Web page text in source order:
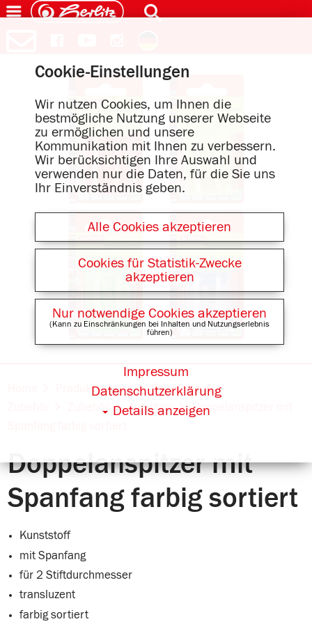
Produktkatalog
Schreiben &
Anspitzer
Doppelanspitzer mit
Doppelanspitzer mit
Spanfang farbig sortiert
Kunststoff
mit Spanfang
für 2 Stiftdurchmesser
transluzent
farbig sortiert
Cookie-Einstellungen
Wir nutzen Cookies, um Ihnen die
bestmögliche Nutzung unserer Webseite
zu ermöglichen und unsere
Kommunikation mit Ihnen zu verbessern.
Wir berücksichtigen Ihre Auswahl und
verwenden nur die Daten, für die Sie uns
Ihr Einverständnis geben.
Alle Cookies akzeptieren
Cookies für Statistik-Zwecke
akzeptieren
Nur notwendige Cookies akzeptieren
(Kann zu Einschränkungen bei Inhalten und Nutzungserlebnis
führen)
Details anzeigen
Datenschutzerklärung
Impressum